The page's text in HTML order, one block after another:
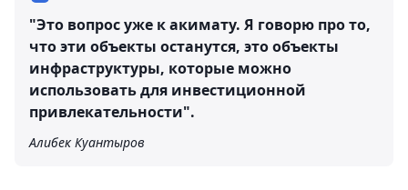
"Это вопрос уже к акимату. Я говорю про то,
что эти объекты останутся, это объекты
инфраструктуры, которые можно
использовать для инвестиционной
привлекательности".
Алибек Куантыров